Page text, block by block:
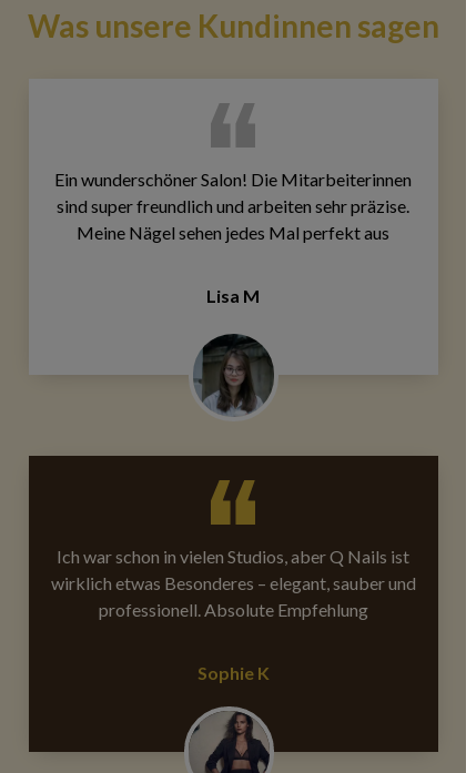
Was unsere Kundinnen sagen
Ein wunderschöner Salon! Die Mitarbeiterinnen
sind super freundlich und arbeiten sehr präzise.
Meine Nägel sehen jedes Mal perfekt aus
Lisa M
Ich war schon in vielen Studios, aber Q Nails ist
wirklich etwas Besonderes – elegant, sauber und
professionell. Absolute Empfehlung
Sophie K